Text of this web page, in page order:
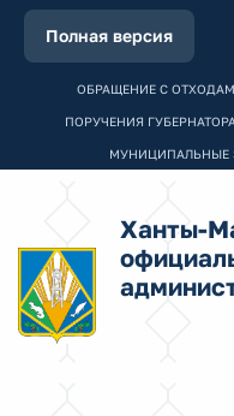
Полная версия
ОБРАЩЕНИЕ С
ПОРУЧЕНИЯ
МУНИЦИПАЛЬНЫЕ
Ханты-